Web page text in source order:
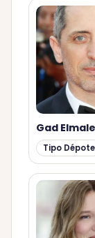
Gad
Tipo Dépote